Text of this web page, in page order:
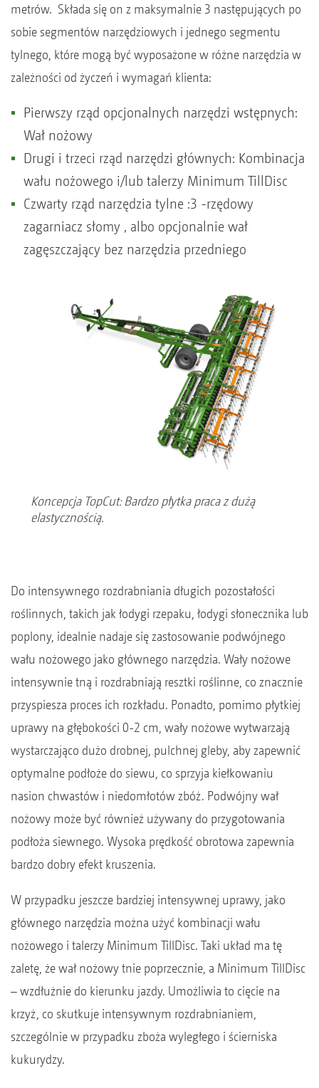
metrów. Składa się on z maksymalnie 3 następujących po
sobie segmentów narzędziowych i jednego segmentu
tylnego, które mogą być wyposażone w różne narzędzia w
zależności od życzeń i wymagań klienta:
Pierwszy rząd opcjonalnych narzędzi wstępnych:
Wał nożowy
Drugi i trzeci rząd narzędzi głównych: Kombinacja
wału nożowego i/lub talerzy Minimum TillDisc
Czwarty rząd narzędzia tylne :3 -rzędowy
zagarniacz słomy , albo opcjonalnie wał
zagęszczający bez narzędzia przedniego
Koncepcja TopCut: Bardzo płytka praca z dużą
elastycznością.
Do intensywnego rozdrabniania długich pozostałości
roślinnych, takich jak łodygi rzepaku, łodygi słonecznika lub
poplony, idealnie nadaje się zastosowanie podwójnego
wału nożowego jako głównego narzędzia. Wały nożowe
intensywnie tną i rozdrabniają resztki roślinne, co znacznie
przyspiesza proces ich rozkładu. Ponadto, pomimo płytkiej
uprawy na głębokości 0-2 cm, wały nożowe wytwarzają
wystarczająco dużo drobnej, pulchnej gleby, aby zapewnić
optymalne podłoże do siewu, co sprzyja kiełkowaniu
nasion chwastów i niedomłotów zbóż. Podwójny wał
nożowy może być również używany do przygotowania
podłoża siewnego. Wysoka prędkość obrotowa zapewnia
bardzo dobry efekt kruszenia.
W przypadku jeszcze bardziej intensywnej uprawy, jako
głównego narzędzia można użyć kombinacji wału
nożowego i talerzy Minimum TillDisc. Taki układ ma tę
zaletę, że wał nożowy tnie poprzecznie, a Minimum TillDisc
– wzdłużnie do kierunku jazdy. Umożliwia to cięcie na
krzyż, co skutkuje intensywnym rozdrabnianiem,
szczególnie w przypadku zboża wyległego i ścierniska
kukurydzy.